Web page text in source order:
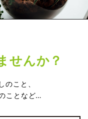
せんか？
のこと、
ことなど…